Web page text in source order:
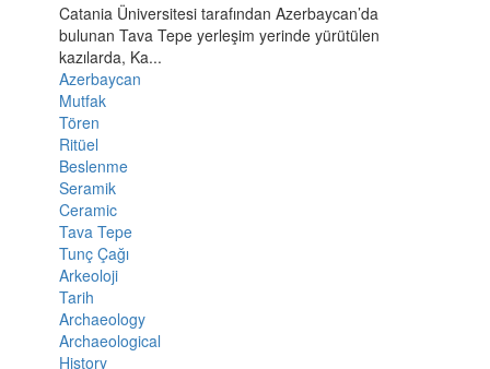
Catania Üniversitesi tarafından Azerbaycan’da
bulunan Tava Tepe yerleşim yerinde yürütülen
kazılarda, Ka...
Azerbaycan
Mutfak
Tören
Ritüel
Beslenme
Seramik
Ceramic
Tava Tepe
Tunç Çağı
Arkeoloji
Tarih
Archaeology
Archaeological
History